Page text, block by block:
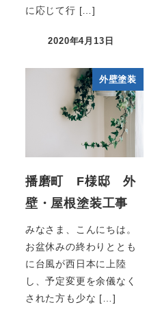
に応じて行 […]
2020年4月13日
外壁塗装
播磨町 F様邸 外
壁・屋根塗装工事
みなさま、こんにちは。
お盆休みの終わりととも
に台風が西日本に上陸
し、予定変更を余儀なく
された方も少な […]